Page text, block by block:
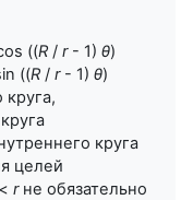
((R / r- 1) θ)
((R / r- 1) θ)
круга
целей
< rне обязательно